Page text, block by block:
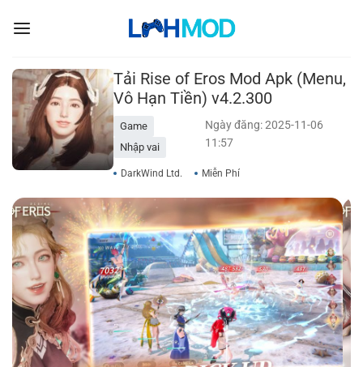
qua
dung
Tải Rise of Eros Mod Apk (Menu,
Vô Hạn Tiền) v4.2.300
Game
Nhập vai
Ngày đăng: 2025-11-06
11:57
DarkWind Ltd. Miễn Phí